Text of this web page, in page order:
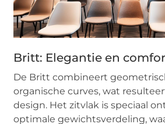
Britt: Elegantie en
De Britt combineert
organische curves, wat
design. Het zitvlak is speciaal
optimale gewichtsverdeling,